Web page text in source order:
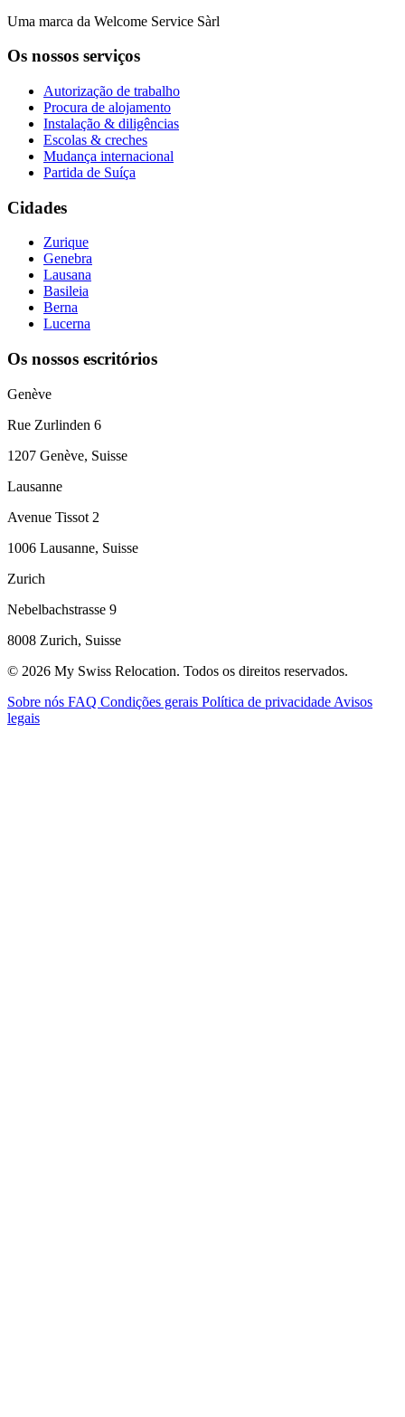
Uma marca da Welcome Service Sàrl
Os nossos serviços
Autorização de trabalho
Procura de alojamento
Instalação & diligências
Escolas & creches
Mudança internacional
Partida de Suíça
Cidades
Zurique
Genebra
Lausana
Basileia
Berna
Lucerna
Os nossos escritórios
Genève
Rue Zurlinden 6
1207 Genève, Suisse
Lausanne
Avenue Tissot 2
1006 Lausanne, Suisse
Zurich
Nebelbachstrasse 9
8008 Zurich, Suisse
© 2026 My Swiss Relocation. Todos os direitos reservados.
Sobre nós FAQ Condições gerais Política de privacidade Avisos
legais